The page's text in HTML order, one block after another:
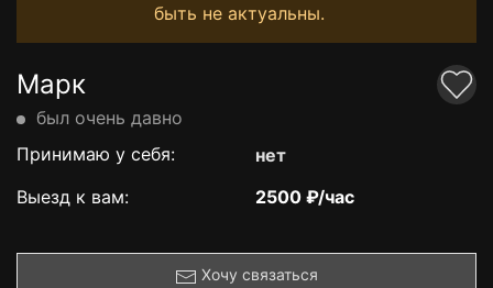
быть не актуальны.
Марк
был очень давно
Принимаю у себя:
нет
Выезд к вам:
2500 ₽/час
Хочу связаться